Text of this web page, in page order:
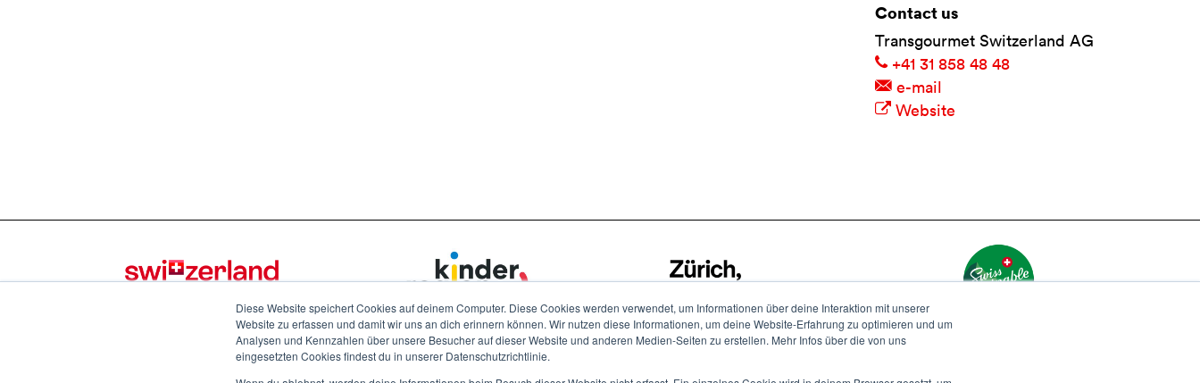
Diese Website speichert Cookies auf deinem Computer. Diese Cookies werden verwendet, um Informationen über deine Interaktion mit unserer
Website zu erfassen und damit wir uns an dich erinnern können. Wir nutzen diese Informationen, um deine Website-Erfahrung zu optimieren und um
Analysen und Kennzahlen über unsere Besucher auf dieser Website und anderen Medien-Seiten zu erstellen. Mehr Infos über die von uns
eingesetzten Cookies findest du in unserer Datenschutzrichtlinie.
Contact us
Transgourmet Switzerland AG
+41 31 858 48 48
e-mail
Website